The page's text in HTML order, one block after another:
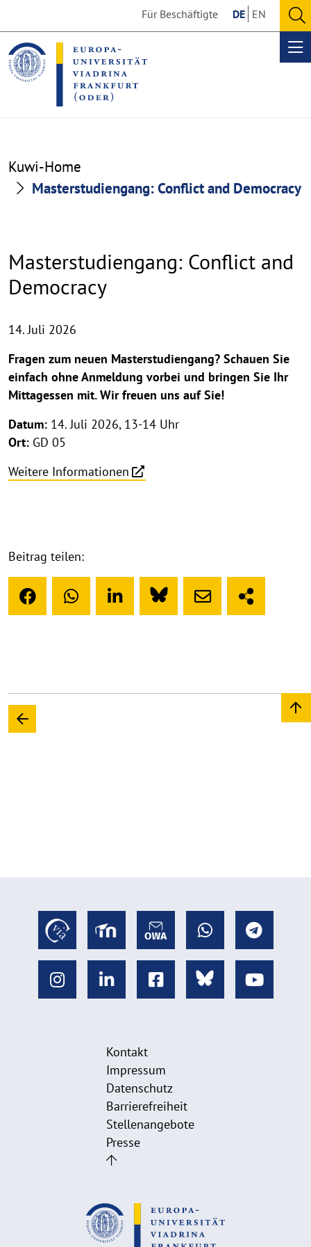
the
content
section
the
footer
section
Für Beschäftigte DE EN
Kuwi-Home
Masterstudiengang: Conflict and Democracy
Masterstudiengang: Conflict and
Democracy
14. Juli 2026
Fragen zum neuen Masterstudiengang? Schauen Sie
einfach ohne Anmeldung vorbei und bringen Sie Ihr
Mittagessen mit. Wir freuen uns auf Sie!
Datum: 14. Juli 2026, 13-14 Uhr
Ort: GD 05
Weitere Informationen
Beitrag teilen:
Kontakt
Impressum
Datenschutz
Barrierefreiheit
Stellenangebote
Presse